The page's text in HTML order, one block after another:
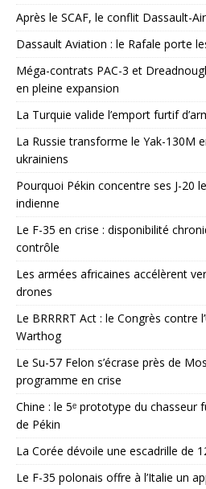
Après le SCAF, le conflit Dassault-
Dassault Aviation : le Rafale porte
Méga-contrats PAC-3 et
en pleine expansion
La Turquie valide l’emport furtif
La Russie transforme le Yak-130M
ukrainiens
Pourquoi Pékin concentre ses J-20
indienne
Le F-35 en crise : disponibilité
contrôle
Les armées africaines accélèrent
drones
Le BRRRRT Act : le Congrès contre
Warthog
Le Su-57 Felon s’écrase près de
programme en crise
Chine : le 5ᵉ prototype du chasseur
de Pékin
La Corée dévoile une escadrille de
Le F-35 polonais offre à l’Italie un